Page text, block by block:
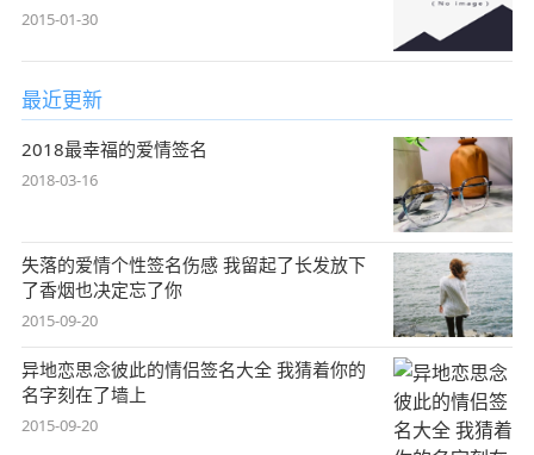
2015-01-30
最近更新
2018最幸福的爱情签名
2018-03-16
失落的爱情个性签名伤感 我留起了长发放下
了香烟也决定忘了你
2015-09-20
异地恋思念彼此的情侣签名大全 我猜着你的
名字刻在了墙上
2015-09-20